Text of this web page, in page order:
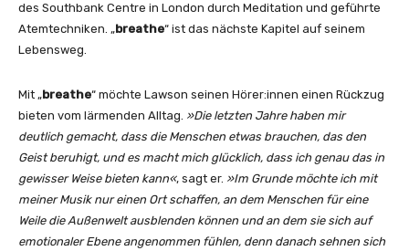
e
n
des Southbank Centre in London durch Meditation und geführte
Atemtechniken. „breathe“ ist das nächste Kapitel auf seinem
Lebensweg.
Mit „breathe“ möchte Lawson seinen Hörer:innen einen Rückzug
bieten vom lärmenden Alltag. »Die letzten Jahre haben mir
deutlich gemacht, dass die Menschen etwas brauchen, das den
Geist beruhigt, und es macht mich glücklich, dass ich genau das in
gewisser Weise bieten kann«, sagt er. »Im Grunde möchte ich mit
meiner Musik nur einen Ort schaffen, an dem Menschen für eine
Weile die Außenwelt ausblenden können und an dem sie sich auf
emotionaler Ebene angenommen fühlen, denn danach sehnen sich